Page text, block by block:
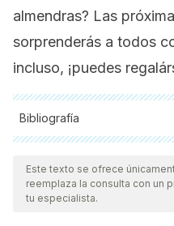
almendras? Las
sorprenderás a todos
incluso, ¡puedes
Bibliografía
Todas las fuentes citadas
nuestro equipo, para
vigencia y validez.La
Este texto se ofrece
reemplaza la consulta con un
tu especialista.